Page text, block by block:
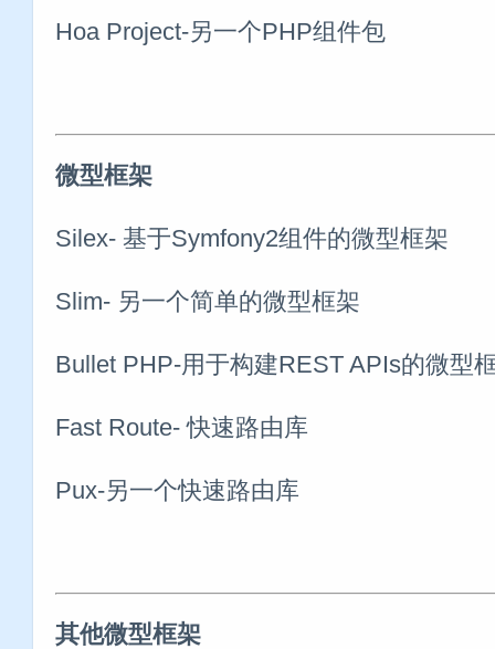
Hoa Project-另一个PHP组件包
微型框架
Silex- 基于Symfony2组件的微型框架
Slim- 另一个简单的微型框架
Bullet PHP-用于构建REST APIs的微型
Fast Route- 快速路由库
Pux-另一个快速路由库
其他微型框架